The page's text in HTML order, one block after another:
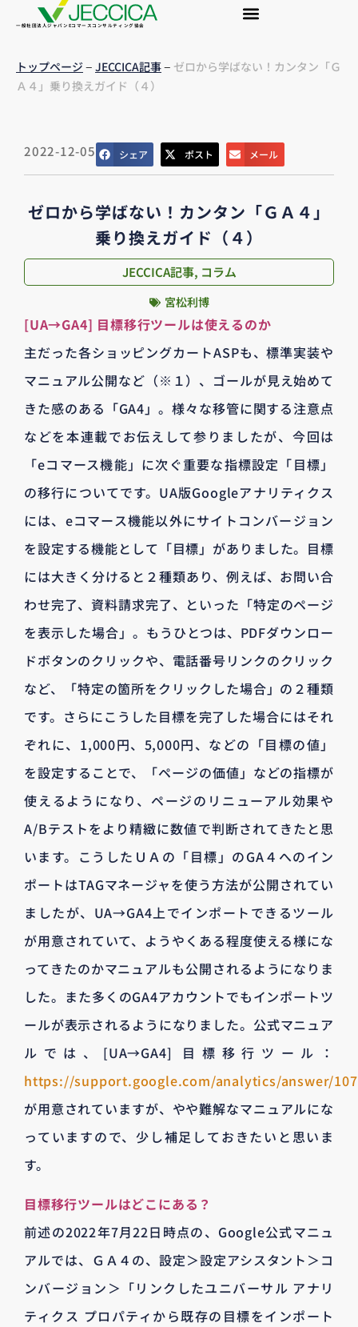
一般社団法人ジャパンEコマースコンサルティング協会
トップページ– JECCICA記事– ゼロから学ばない！カンタン「Ｇ
Ａ４」乗り換えガイド（４）
2022-12-05 シェア ポスト メール
ゼロから学ばない！カンタン「ＧＡ４」
乗り換えガイド（４）
JECCICA記事, コラム
宮松利博
[UA→GA4] 目標移行ツールは使えるのか
主だった各ショッピングカートASPも、標準実装や
マニュアル公開など（※１）、ゴールが見え始めて
きた感のある「GA4」。様々な移管に関する注意点
などを本連載でお伝えして参りましたが、今回は
「eコマース機能」に次ぐ重要な指標設定「目標」
の移行についてです。UA版Googleアナリティクス
には、eコマース機能以外にサイトコンバージョン
を設定する機能として「目標」がありました。目標
には大きく分けると２種類あり、例えば、お問い合
わせ完了、資料請求完了、といった「特定のページ
を表示した場合」。もうひとつは、PDFダウンロー
ドボタンのクリックや、電話番号リンクのクリック
など、「特定の箇所をクリックした場合」の２種類
です。さらにこうした目標を完了した場合にはそれ
ぞれに、1,000円、5,000円、などの「目標の値」
を設定することで、「ページの価値」などの指標が
使えるようになり、ページのリニューアル効果や
A/Bテストをより精緻に数値で判断されてきたと思
います。こうしたＵＡの「目標」のGA４へのイン
ポートはTAGマネージャを使う方法が公開されてい
ましたが、UA→GA4上でインポートできるツール
が用意されていて、ようやくある程度使える様にな
ってきたのかマニュアルも公開されるようになりま
した。また多くのGA4アカウントでもインポートツ
ールが表示されるようになりました。公式マニュア
ルでは、[UA→GA4] 目標移行ツール：
https://support.google.com/analytics/answer/
が用意されていますが、やや難解なマニュアルにな
っていますので、少し補足しておきたいと思いま
す。
目標移行ツールはどこにある？
前述の2022年7月22日時点の、Google公式マニュ
アルでは、ＧＡ４の、設定＞設定アシスタント＞コ
ンバージョン＞「リンクしたユニバーサル アナリ
ティクス プロパティから既存の目標をインポート